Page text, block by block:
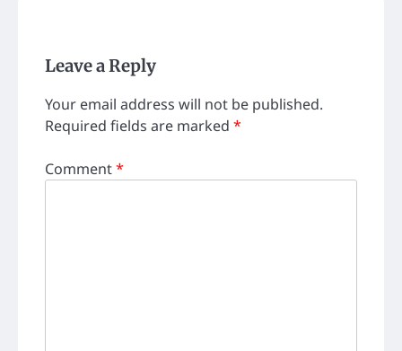
Leave a Reply
Your email address will not be published.
Required fields are marked *
Comment*